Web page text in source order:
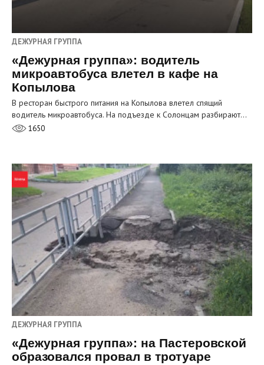
ДЕЖУРНАЯ ГРУППА
«Дежурная группа»: водитель
микроавтобуса влетел в кафе на
Копылова
В ресторан быстрого питания на Копылова влетел спящий
водитель микроавтобуса. На подъезде к Солонцам разбирают…
1650
ДЕЖУРНАЯ ГРУППА
«Дежурная группа»: на Пастеровской
образовался провал в тротуаре